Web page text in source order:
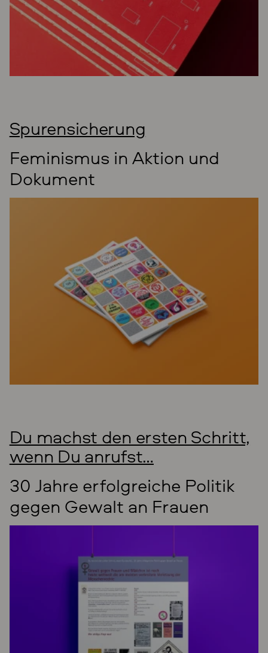
Spurensicherung
Feminismus in Aktion und
Dokument
Du machst den ersten Schritt,
wenn Du anrufst…
30 Jahre erfolgreiche Politik
gegen Gewalt an Frauen